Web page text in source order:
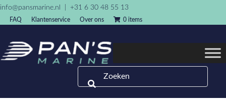
info@pansmarine.nl +31 6 30 48 55 13
FAQ Klantenservice Over ons 0 items